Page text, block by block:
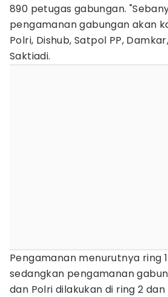
890 petugas gabungan.
pengamanan gabungan akan
Polri, Dishub, Satpol PP,
Saktiadi.
Pengamanan menurutnya ring
sedangkan pengamanan
dan Polri dilakukan di ring 2 dan